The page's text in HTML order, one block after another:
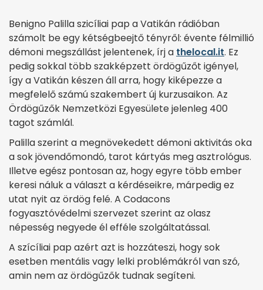
Benigno Palilla szicíliai pap a Vatikán rádióban
számolt be egy kétségbeejtő tényről: évente félmillió
démoni megszállást jelentenek, írj a thelocal.it. Ez
pedig sokkal több szakképzett ördögűzőt igényel,
így a Vatikán készen áll arra, hogy kiképezze a
megfelelő számú szakembert új kurzusaikon. Az
Ördögűzők Nemzetközi Egyesülete jelenleg 400
tagot számlál.
Palilla szerint a megnövekedett démoni aktivitás oka
a sok jövendőmondó, tarot kártyás meg asztrológus.
Illetve egész pontosan az, hogy egyre több ember
keresi náluk a választ a kérdéseikre, márpedig ez
utat nyit az ördög felé. A Codacons
fogyasztóvédelmi szervezet szerint az olasz
népesség negyede él efféle szolgáltatással.
A szícíliai pap azért azt is hozzáteszi, hogy sok
esetben mentális vagy lelki problémákról van szó,
amin nem az ördögűzők tudnak segíteni.